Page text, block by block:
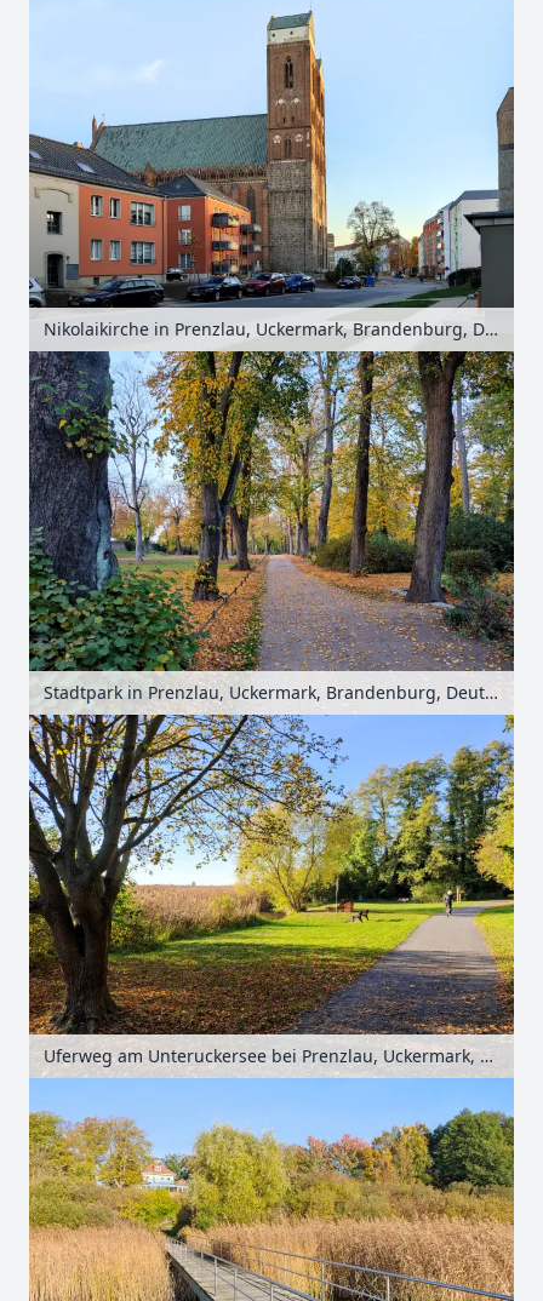
Nikolaikirche in Prenzlau, Uckermark, Brandenburg, Deutschland
Stadtpark in Prenzlau, Uckermark, Brandenburg, Deutschland
Uferweg am Unteruckersee bei Prenzlau, Uckermark, Brandenburg, Deutschland